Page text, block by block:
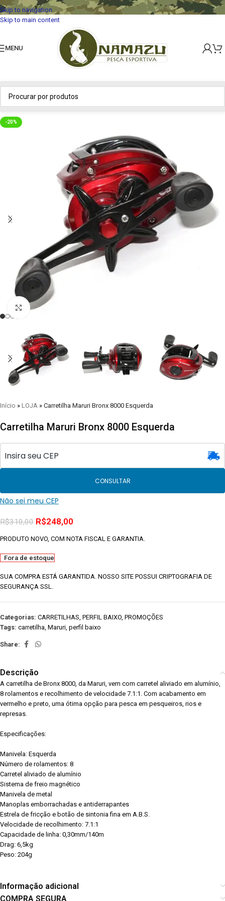
Skip to navigation
Skip to main content
MENU
-20%
Clique para visualizar
Início » LOJA » Carretilha Maruri Bronx 8000 Esquerda
Carretilha Maruri Bronx 8000 Esquerda
CONSULTAR
Não sei meu CEP
R$310,00 R$248,00
PRODUTO NOVO, COM NOTA FISCAL E GARANTIA.
Fora de estoque
SUA COMPRA ESTÁ GARANTIDA. NOSSO SITE POSSUI CRIPTOGRAFIA DE
SEGURANÇA SSL.
Categorias: CARRETILHAS, PERFIL BAIXO, PROMOÇÕES
Tags: carretilha, Maruri, perfil baixo
Share:
Descrição
A carretilha de Bronx 8000, da Maruri, vem com carretel aliviado em alumínio,
8 rolamentos e recolhimento de velocidade 7.1:1. Com acabamento em
vermelho e preto, uma ótima opção para pesca em pesqueiros, rios e
represas.
Especificações:
Manivela: Esquerda
Número de rolamentos: 8
Carretel aliviado de alumínio
Sistema de freio magnético
Manivela de metal
Manoplas emborrachadas e antiderrapantes
Estrela de fricção e botão de sintonia fina em A.B.S.
Velocidade de recolhimento: 7.1:1
Capacidade de linha: 0,30mm/140m
Drag: 6,5kg
Peso: 204g
Informação adicional
COMPRA SEGURA